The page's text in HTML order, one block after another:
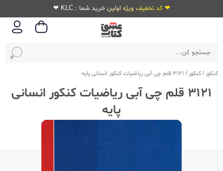
❤ کد تخفیف ویژه اولین خرید شما : KLC ❤
کنکور /کنکور / 3121 قلم چی آبی ریاضیات کنکور انسانی پایه
3121 قلم چی آبی ریاضیات کنکور انسانی
پایه